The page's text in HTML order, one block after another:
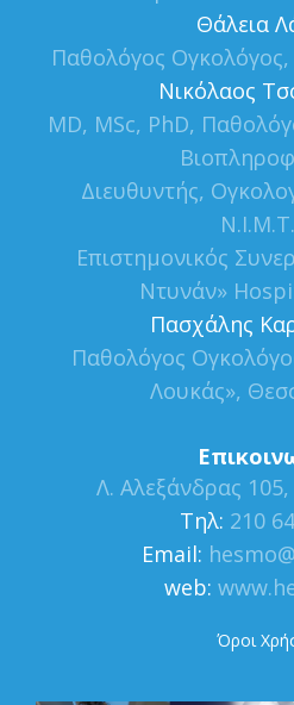
Θάλεια
Παθολόγος
Νικόλαος
MD, MSc, PhD,
Διευθυντής,
Επιστημονικός
Ντυνάν»
Πασχάλης
Παθολόγος
Λουκάς»,
Λ. Αλεξάνδρας
Τηλ: 210
Εmail:
web:
Όροι